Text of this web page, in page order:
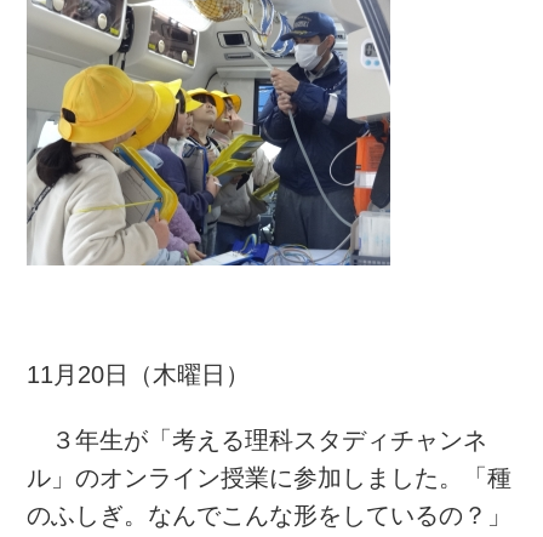
11月20日（木曜日）
３年生が「考える理科スタディチャンネ
ル」のオンライン授業に参加しました。「種
のふしぎ。なんでこんな形をしているの？」